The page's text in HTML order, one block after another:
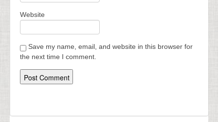
Website
Save my name, email, and website in this browser for
the next time I comment.